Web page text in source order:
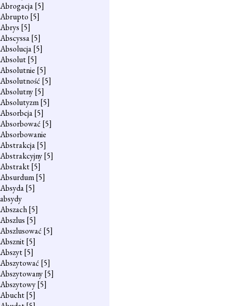
Abrogacja[5]
Abrupto [5]
Abrys [5]
Abscyssa[5]
Absolucja[5]
Absolut[5]
Absolutnie [5]
Absolutność [5]
Absolutny[5]
Absolutyzm[5]
Absorbcja[5]
Absorbować [5]
Absorbowanie
Abstrakcja[5]
Abstrakcyjny[5]
Abstrakt[5]
Absurdum[5]
Absyda[5]
absydy
Abszach[5]
Abszlus [5]
Abszlusować [5]
Absznit[5]
Abszyt[5]
Abszytować [5]
Abszytowany[5]
Abszytowy[5]
Abucht[5]